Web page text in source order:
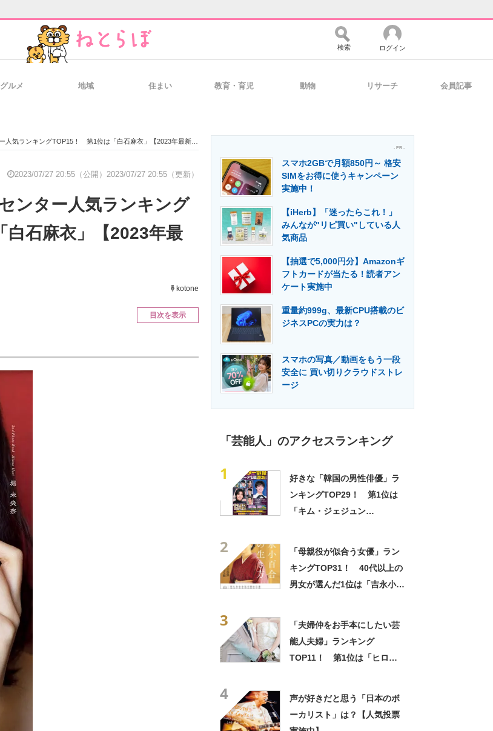
経営リーダーのコミュニティ マーケ×ITの今がよく分かる
IT製品の技術・比較・事例 製造業のIT導入・活用を支援
エネルギーの専門メディア 建設×テクノロジーの最前線
検索 ログイン
グルメ 地域 住まい 教育・育児 動物 リサーチ 会員記事
気ランキングTOP15！ 第1位は「白石麻衣」【2023年最新投票結果】
2023/07/27 20:55（公開） 2023/07/27 20:55（更新）
ンター人気ランキング
石麻衣」【2023年最
kotone
目次を表示
- PR -
スマホ2GBで月額850円～ 格安
SIMをお得に使うキャンペーン
実施中！
【iHerb】「迷ったらこれ！」
みんなが"リピ買い"している人
気商品
【抽選で5,000円分】Amazonギ
フトカードが当たる！読者アン
ケート実施中
重量約999g、最新CPU搭載のビ
ジネスPCの実力は？
スマホの写真／動画をもう一段
安全に 買い切りクラウドストレ
ージ
「芸能人」のアクセスランキング
1
好きな「韓国の男性俳優」ラ
ンキングTOP29！ 第1位は
「キム・ジェジュン
2
「母親役が似合う女優」ラン
キングTOP31！ 40代以上の
男女が選んだ1位は「吉永小百
3
「夫婦仲をお手本にしたい芸
能人夫婦」ランキング
TOP11！ 第1位は「ヒロ
4
声が好きだと思う「日本のボ
ーカリスト」は？【人気投票